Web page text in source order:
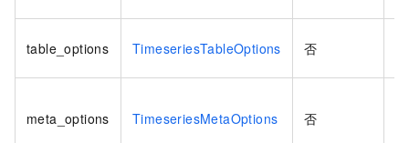
table_options TimeseriesTableOptions 否
meta_options TimeseriesMetaOptions 否